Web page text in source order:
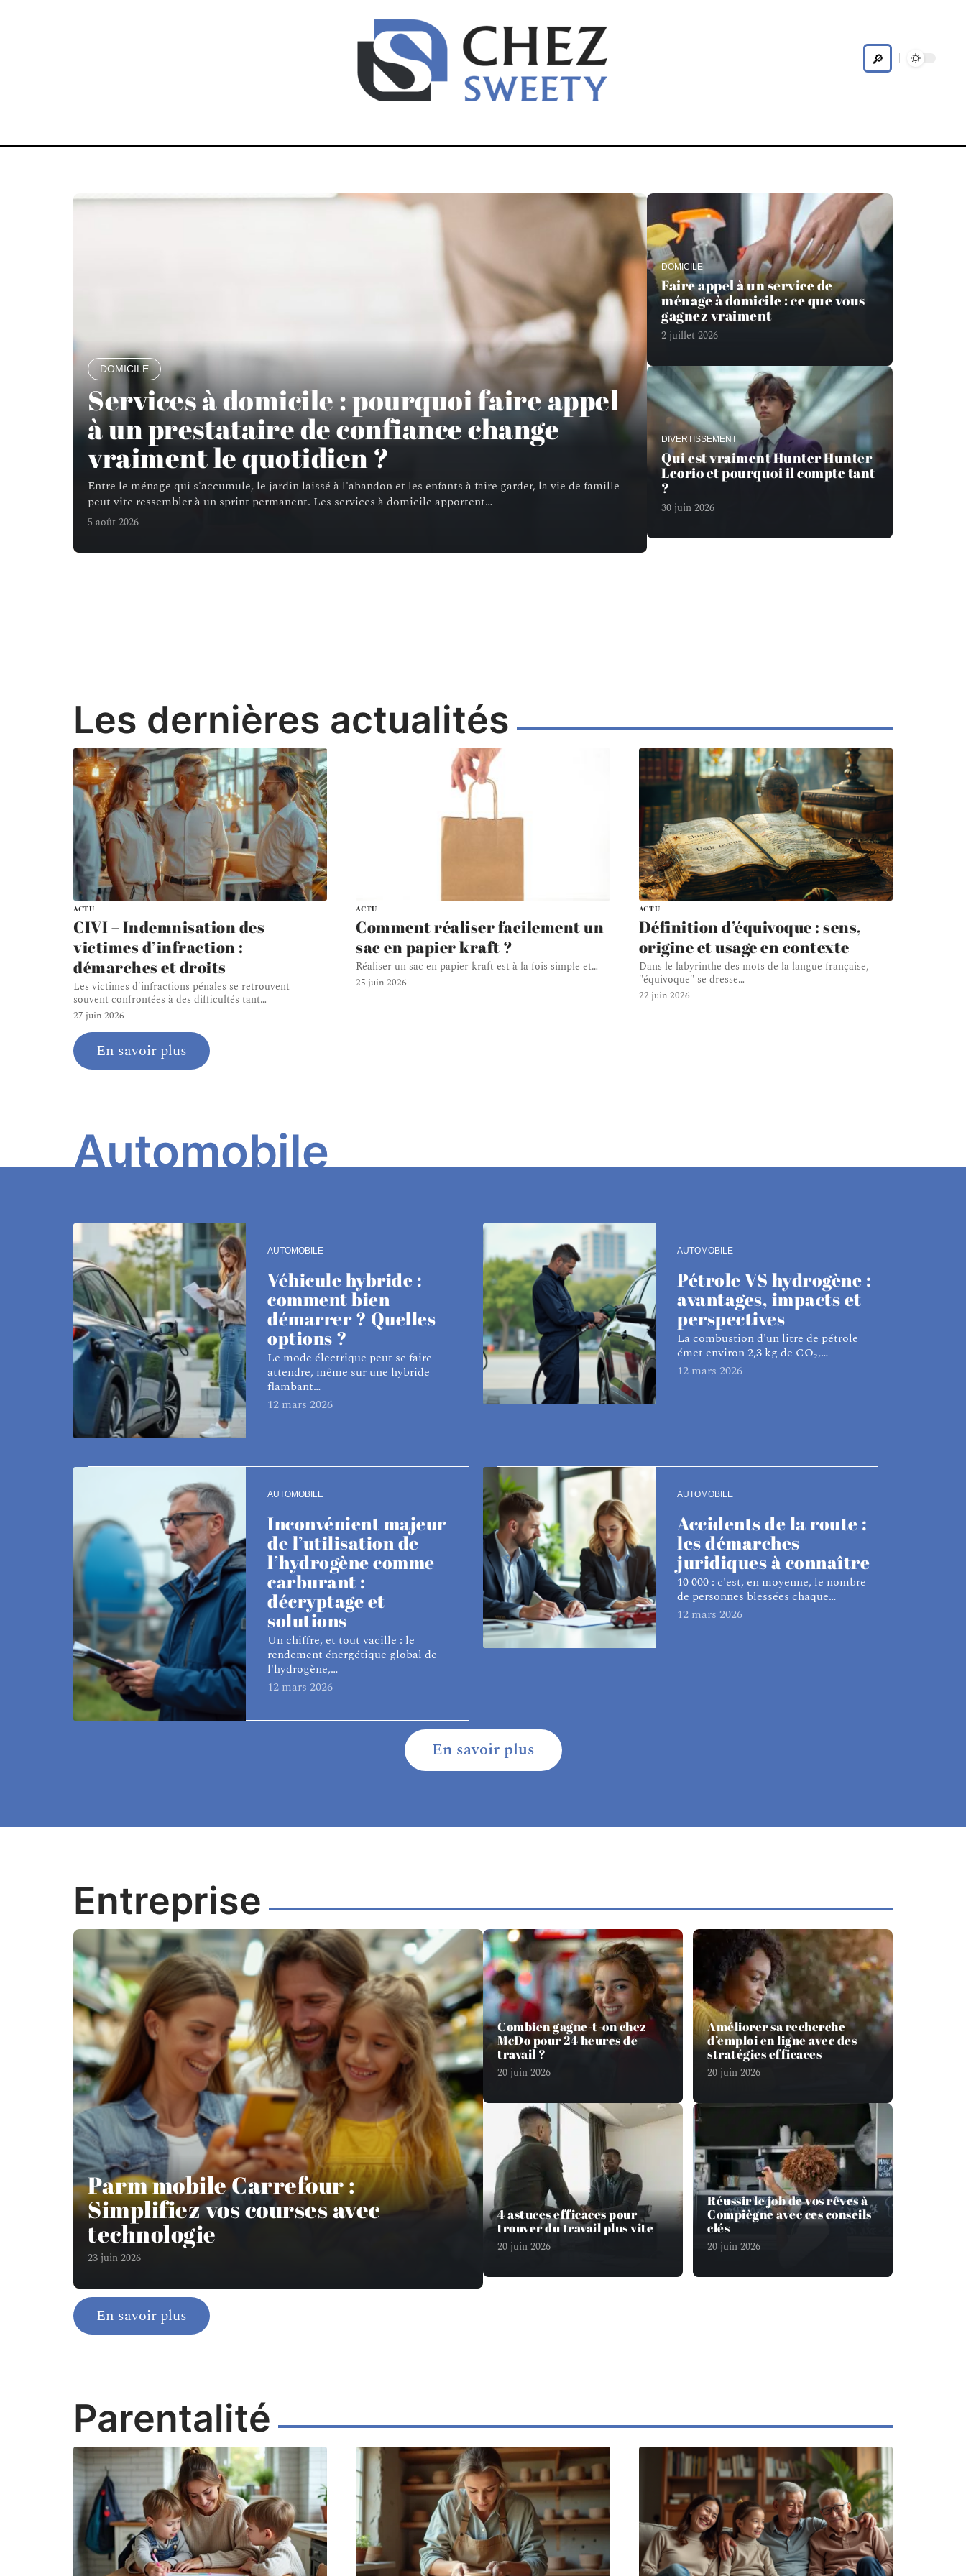
DOMICILE
Services à domicile : pourquoi faire appel
à un prestataire de confiance change
vraiment le quotidien ?
Entre le ménage qui s'accumule, le jardin laissé à l'abandon et les enfants à faire garder, la vie de famille
peut vite ressembler à un sprint permanent. Les services à domicile apportent…
5 août 2026
DOMICILE
Faire appel à un service de
ménage à domicile : ce que vous
gagnez vraiment
2 juillet 2026
DIVERTISSEMENT
Qui est vraiment Hunter Hunter
Leorio et pourquoi il compte tant
?
30 juin 2026
Les dernières actualités
ACTU
CIVI – Indemnisation des
victimes d’infraction :
démarches et droits
Les victimes d'infractions pénales se retrouvent
souvent confrontées à des difficultés tant…
27 juin 2026
ACTU
Comment réaliser facilement un
sac en papier kraft ?
Réaliser un sac en papier kraft est à la fois simple et…
25 juin 2026
ACTU
Définition d’équivoque : sens,
origine et usage en contexte
Dans le labyrinthe des mots de la langue française,
"équivoque" se dresse…
22 juin 2026
En savoir plus
Automobile
AUTOMOBILE
Véhicule hybride :
comment bien
démarrer ? Quelles
options ?
Le mode électrique peut se faire
attendre, même sur une hybride
flambant…
12 mars 2026
AUTOMOBILE
Pétrole VS hydrogène :
avantages, impacts et
perspectives
La combustion d'un litre de pétrole
émet environ 2,3 kg de CO₂,…
12 mars 2026
AUTOMOBILE
Inconvénient majeur
de l’utilisation de
l’hydrogène comme
carburant :
décryptage et
solutions
Un chiffre, et tout vacille : le
rendement énergétique global de
l'hydrogène,…
12 mars 2026
AUTOMOBILE
Accidents de la route :
les démarches
juridiques à connaître
10 000 : c'est, en moyenne, le nombre
de personnes blessées chaque…
12 mars 2026
En savoir plus
Entreprise
Parm mobile Carrefour :
Simplifiez vos courses avec
technologie
23 juin 2026
Combien gagne-t-on chez
McDo pour 24 heures de
travail ?
20 juin 2026
Améliorer sa recherche
d’emploi en ligne avec des
stratégies efficaces
20 juin 2026
4 astuces efficaces pour
trouver du travail plus vite
20 juin 2026
Réussir le job de vos rêves à
Compiègne avec ces conseils
clés
20 juin 2026
En savoir plus
Parentalité